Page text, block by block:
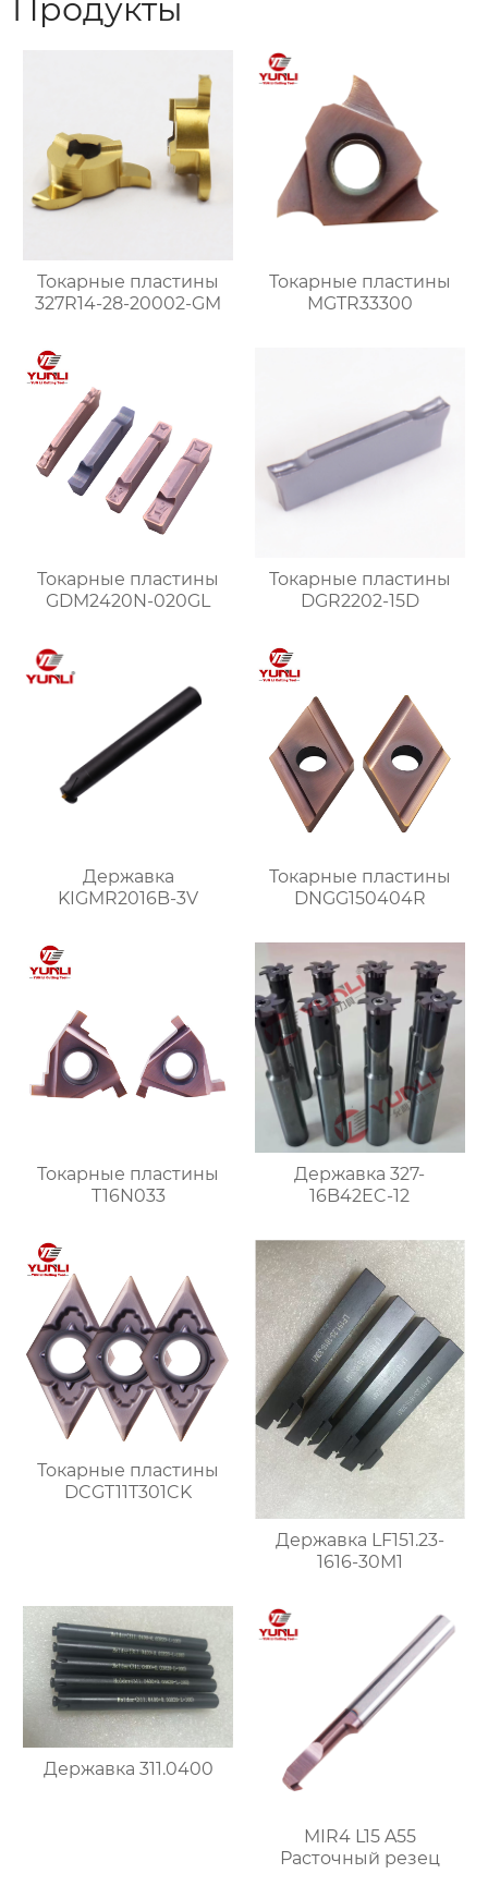
Продукты
Токарные пластины
327R14-28-20002-GM
Токарные пластины
MGTR33300
Токарные пластины
GDM2420N-020GL
Токарные пластины
DGR2202-15D
Державка
KIGMR2016B-3V
Токарные пластины
DNGG150404R
Токарные пластины
T16N033
Державка 327-
16B42EC-12
Токарные пластины
DCGT11T301CK
Державка LF151.23-
1616-30M1
Державка 311.0400
MIR4 L15 A55
Расточный резец